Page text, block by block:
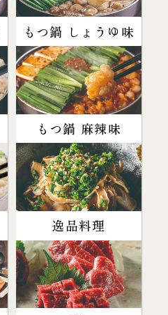
もつ鍋 しょうゆ味
もつ鍋 麻辣味
逸品料理